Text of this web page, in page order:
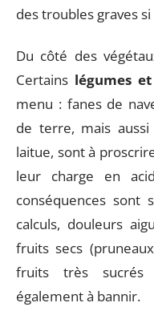
des troubles graves
Du côté des
Certains légumes
menu : fanes de
de terre, mais
laitue, sont à
leur charge en
conséquences sont
calculs, douleurs
fruits secs
fruits très sucrés
également à bannir.